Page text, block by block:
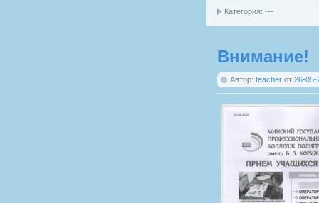
Категория: ---
Внимание!
Автор: teacher от 26-05-